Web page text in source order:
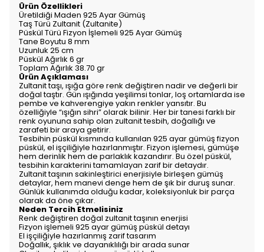
Ürün Özellikleri
Üretildiği Maden 925 Ayar Gümüş
Taş Türü Zultanit (Zultanite)
Püskül Türü Fizyon İşlemeli 925 Ayar Gümüş
Tane Boyutu 8 mm
Uzunluk 25 cm
Püskül Ağırlık 6 gr
Toplam Ağırlık 38.70 gr
Ürün Açıklaması
Zultanit taşı, ışığa göre renk değiştiren nadir ve değerli bir
doğal taştır. Gün ışığında yeşilimsi tonlar, loş ortamlarda ise
pembe ve kahverengiye yakın renkler yansıtır. Bu
özelliğiyle “ışığın sihri” olarak bilinir. Her bir tanesi farklı bir
renk oyununa sahip olan zultanit tesbih, doğallığı ve
zarafeti bir araya getirir.
Tesbihin püskül kısmında kullanılan 925 ayar gümüş fizyon
püskül, el işçiliğiyle hazırlanmıştır. Fizyon işlemesi, gümüşe
hem derinlik hem de parlaklık kazandırır. Bu özel püskül,
tesbihin karakterini tamamlayan zarif bir detaydır.
Zultanit taşının sakinleştirici enerjisiyle birleşen gümüş
detaylar, hem manevi denge hem de şık bir duruş sunar.
Günlük kullanımda olduğu kadar, koleksiyonluk bir parça
olarak da öne çıkar.
Neden Tercih Etmelisiniz
Renk değiştiren doğal zultanit taşının enerjisi
Fizyon işlemeli 925 ayar gümüş püskül detayı
El işçiliğiyle hazırlanmış zarif tasarım
Doğallık, şıklık ve dayanıklılığı bir arada sunar